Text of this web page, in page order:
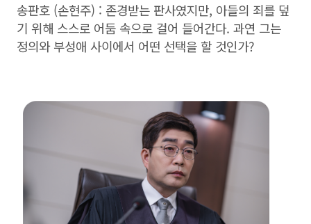
송판호 (손현주) : 존경받는 판사였지만, 아들의 죄를 덮
기 위해 스스로 어둠 속으로 걸어 들어간다. 과연 그는
정의와 부성애 사이에서 어떤 선택을 할 것인가?